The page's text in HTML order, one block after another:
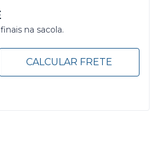
na sacola.
CALCULAR FRETE